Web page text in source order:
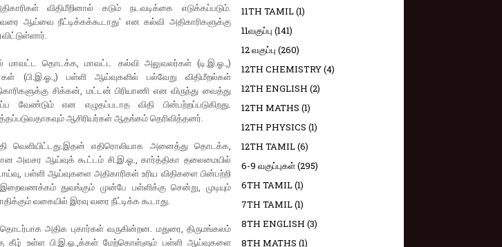
விதிமீறினால் கடும் நடவடிக்கை எடுக்கப்படும்.
ஆய்வை நீட்டிக்கக்கூடாது' என கல்வி அதிகாரிகளுக்கு
மாவட்ட தொடக்க, மாவட்ட கல்வி அலுவலர்கள் (டி.இ.ஓ.,)
(பி.இ.ஓ.,) பள்ளி ஆய்வுகளில் பல்வேறு விதிமீறல்கள்
சிக்கன், மட்டன் பிரியாணி என விருந்து வைத்து
என எழுதப்படாத விதி பின்பற்றப்படுகிறது.
ஆசிரியர்கள் ஆதங்கம் தெரிவித்தனர்.
வெளியிட்டது.இதன் எதிரொலியாக அனைத்து தொடக்க,
அவசர ஆய்வுக் கூட்டம் சி.இ.ஓ., கார்த்திகா தலைமையில்
பள்ளி ஆய்வுகளை அதிகாரிகள் உரிய விதிகளை பின்பற்றி
துவங்கும் முன்பே பள்ளிக்கு சென்று, முடியும்
வகையில் இரவு வரை நீட்டிக்க கூடாது.
அதிக புகார்கள் வருகின்றன. மதுரை, திருமங்கலம்
கீழ் உள்ள பி.இ.ஓ.,க்கள் மேற்கொள்ளும் பள்ளி ஆய்வுகளை
11TH TAMIL(1)
11வகுப்பு (141)
12 வகுப்பு (260)
12TH CHEMISTRY(4)
12TH ENGLISH (2)
12TH MATHS (1)
12TH PHYSICS (1)
12TH TAMIL(6)
6-9 வகுப்புகள்(295)
6TH TAMIL(1)
7TH TAMIL(1)
8TH ENGLISH (3)
8TH MATHS (1)